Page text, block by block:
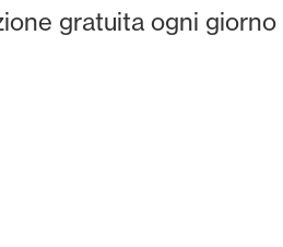
gratuita ogni